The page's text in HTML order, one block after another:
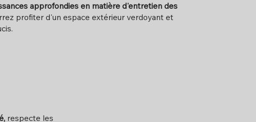
approfondies en matière d'entretien des
profiter d'un espace extérieur verdoyant et
respecte les